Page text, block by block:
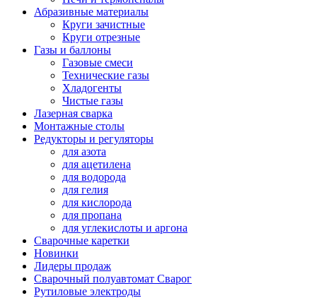
Абразивные материалы
Круги зачистные
Круги отрезные
Газы и баллоны
Газовые смеси
Технические газы
Хладогенты
Чистые газы
Лазерная сварка
Монтажные столы
Редукторы и регуляторы
для азота
для ацетилена
для водорода
для гелия
для кислорода
для пропана
для углекислоты и аргона
Сварочные каретки
Новинки
Лидеры продаж
Сварочный полуавтомат Сварог
Рутиловые электроды